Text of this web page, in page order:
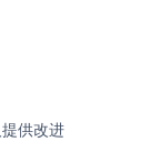
供改进